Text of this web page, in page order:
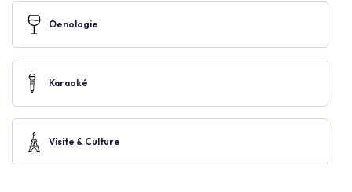
Oenologie
Karaoké
Visite & Culture